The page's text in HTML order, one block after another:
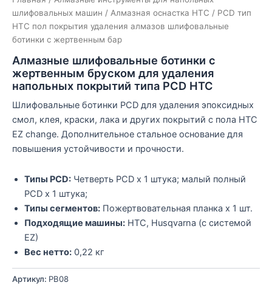
шлифовальных машин / Алмазная оснастка HTC / PCD тип
HTC пол покрытия удаления алмазов шлифовальные
ботинки с жертвенным бар
Алмазные шлифовальные ботинки с
жертвенным бруском для удаления
напольных покрытий типа PCD HTC
Шлифовальные ботинки PCD для удаления эпоксидных
смол, клея, краски, лака и других покрытий с пола HTC
EZ change. Дополнительное стальное основание для
повышения устойчивости и прочности.
Типы PCD: Четверть PCD x 1 штука; малый полный
PCD x 1 штука;
Типы сегментов: Пожертвовательная планка x 1 шт.
Подходящие машины: HTC, Husqvarna (с системой
EZ)
Вес нетто: 0,22 кг
Артикул: PB08